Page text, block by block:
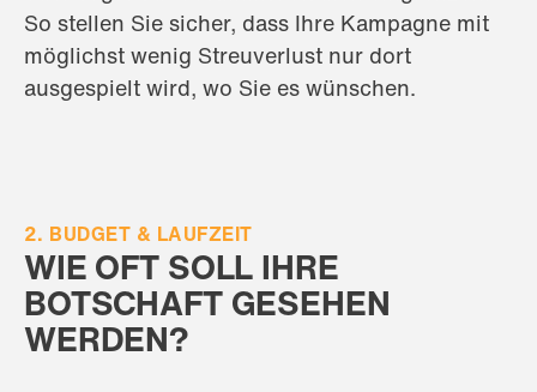
So stellen Sie sicher, dass Ihre Kampagne mit
möglichst wenig Streuverlust nur dort
ausgespielt wird, wo Sie es wünschen.
2. BUDGET & LAUFZEIT
WIE OFT SOLL IHRE
BOTSCHAFT GESEHEN
WERDEN?